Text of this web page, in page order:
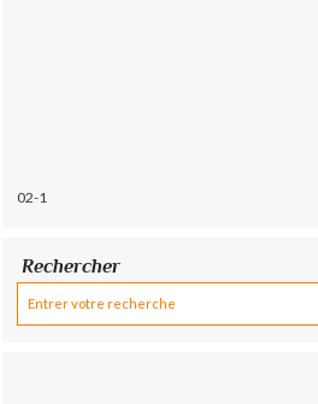
02-1
Rechercher